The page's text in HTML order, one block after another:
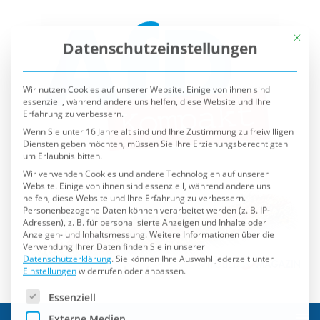
Wir nutzen Cookies auf unserer Website. Einige von ihnen sind
essenziell, während andere uns helfen, diese Website und Ihre
Erfahrung zu verbessern.
Wenn Sie unter 16 Jahre alt sind und Ihre Zustimmung zu freiwilligen
Diensten geben möchten, müssen Sie Ihre Erziehungsberechtigten
um Erlaubnis bitten.
Wir verwenden Cookies und andere Technologien auf unserer
Website. Einige von ihnen sind essenziell, während andere uns
helfen, diese Website und Ihre Erfahrung zu verbessern.
Personenbezogene Daten können verarbeitet werden (z. B. IP-
Adressen), z. B. für personalisierte Anzeigen und Inhalte oder
Anzeigen- und Inhaltsmessung.Weitere Informationen über die
Verwendung Ihrer Daten finden Sie in unserer
Datenschutzerklärung. Sie können Ihre Auswahl jederzeit unter
Einstellungenwiderrufen oder anpassen.
Es folgt eine Liste der Service-Gruppen, für die eine
Externe Medien